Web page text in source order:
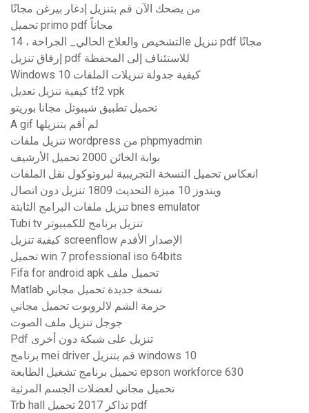
من يضحك الآن قم بتنزيل إدغار بيرغن مجانًا
تحميل primo pdf مجاناً
التشخيص والعلاج الحالي_ الجراحة ، 14e تنزيل pdf مجانًا
إرفاق تنزيل pdf للاستئناف إلى المحفظة
Windows 10 كيفية جدولة تنزيلات الملفات
كيفية تنزيل تعديل tf2 vpk
تحميل تطبيق شيبوتل مجانا بوريتو
A gif لم أقم بتنزيلها
تنزيل ملفات wordpress من phpmyadmin
بوابة الخائن 2000 تحميل الأرشيف
انعكاس تحميل النسخة التجريبية لبروتوكول نقل الملفات
ويندوز 10 ميزة التحديث 1809 تنزيل دون اتصال
تنزيل ملفات البرامج الثابتة bnes emulator
Tubi tv تنزيل برنامج للكمبيوتر
كيفية تنزيل screenflow الإصدار الأقدم
تحميل win 7 professional iso 64bits
Fifa for android apk تحميل ملف
Matlab نسخة جديدة تحميل مجاني
حزمة الشم لالروبوت تحميل مجاني
جوجل تنزيل ملف الصوت
Pdf تنزيل على شبكة دون أخرى
برنامج mei driver قم بتنزيل windows 10
تحميل برنامج تشغيل الطابعة epson workforce 630
تحميل مجاني لعضلات الجسم المرئية
Trb hall تذاكر 2017 تحميل pdf